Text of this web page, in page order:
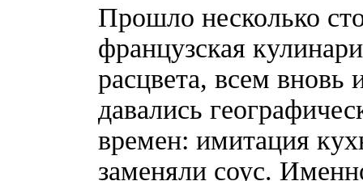
Прошло несколько
французская
расцвета, всем
давались
времен: имитация
заменяли соус.